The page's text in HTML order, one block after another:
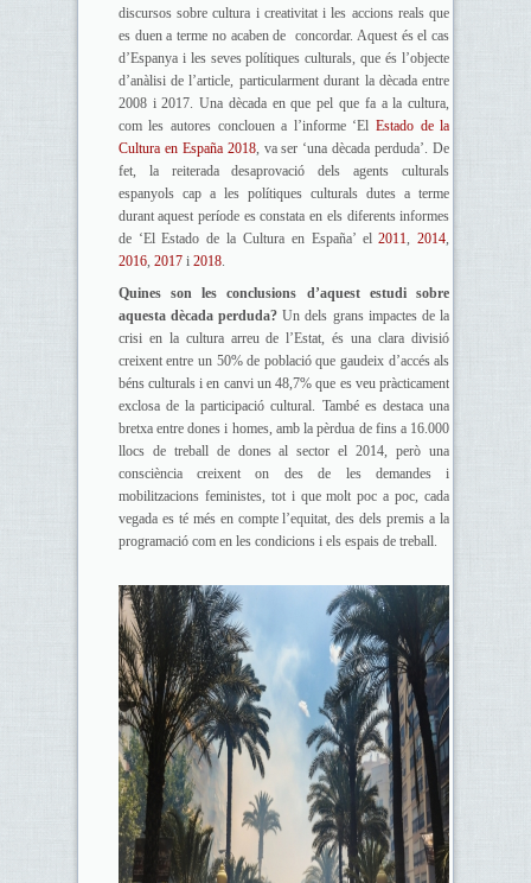
discursos sobre cultura i creativitat i les accions reals que
es duen a terme no acaben de concordar. Aquest és el cas
d’Espanya i les seves polítiques culturals, que és l’objecte
d’anàlisi de l’article, particularment durant la dècada entre
2008 i 2017. Una dècada en que pel que fa a la cultura,
com les autores conclouen a l’informe ‘ElEstado de la
Cultura en España 2018, va ser ‘una dècada perduda’. De
fet, la reiterada desaprovació dels agents culturals
espanyols cap a les polítiques culturals dutes a terme
durant aquest període es constata en els diferents informes
de ‘El Estado de la Cultura en España’ el2011,2014,
2016, 2017i 2018.
Quines son les conclusions d’aquest estudi sobre
aquesta dècada perduda? Un dels grans impactes de la
crisi en la cultura arreu de l’Estat, és una clara divisió
creixent entre un 50% de població que gaudeix d’accés als
béns culturals i en canvi un 48,7% que es veu pràcticament
exclosa de la participació cultural. També es destaca una
bretxa entre dones i homes, amb la pèrdua de fins a 16.000
llocs de treball de dones al sector el 2014, però una
consciència creixent on des de les demandes i
mobilitzacions feministes, tot i que molt poc a poc, cada
vegada es té més en compte l’equitat, des dels premis a la
programació com en les condicions i els espais de treball.